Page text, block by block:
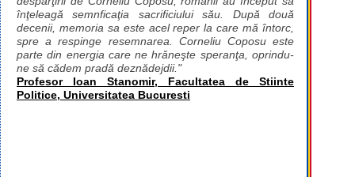
înţeleagă semnficaţia sacrificiului său. După două
decenii, memoria sa este acel reper la care mă întorc,
spre a respinge resemnarea. Corneliu Coposu este
parte din energia care ne hrăneşte speranţa, oprindu-
ne să cădem pradă deznădejdii."
Profesor Ioan Stanomir, Facultatea de Stiinte
Politice, Universitatea Bucuresti